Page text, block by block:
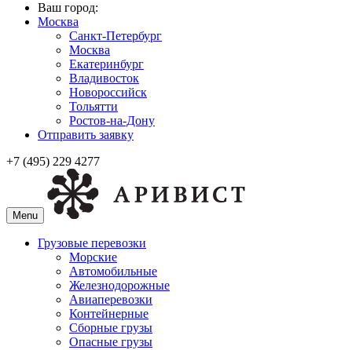
Ваш город:
Москва
Санкт-Петербург
Москва
Екатеринбург
Владивосток
Новороссийск
Тольятти
Ростов-на-Дону
Отправить заявку
+7 (495) 229 4277
Menu
Грузовые перевозки
Морские
Автомобильные
Железно­дорожные
Авиаперевозки
Контейнерные
Сборные грузы
Опасные грузы